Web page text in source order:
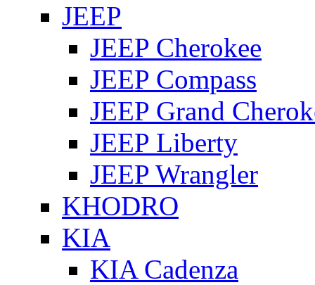
JEEP
JEEP Cherokee
JEEP Compass
JEEP Grand
JEEP Liberty
JEEP Wrangler
KHODRO
KIA
KIA Cadenza